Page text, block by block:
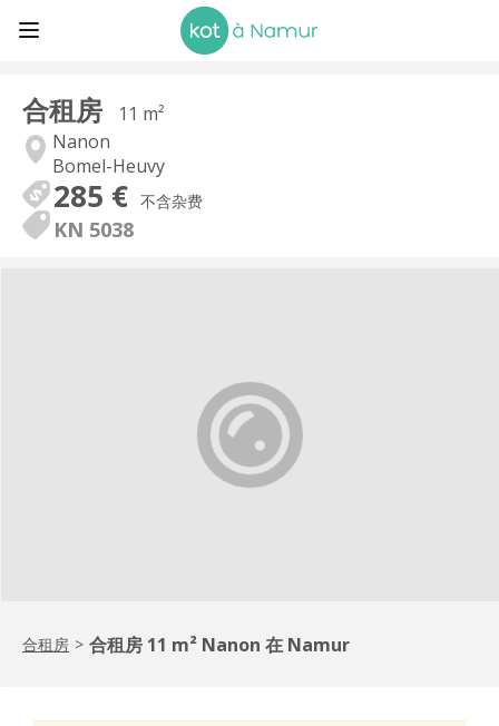
合租房
11 m²
Nanon
Bomel-Heuvy
285 € 不含杂费
KN 5038
合租房 > 合租房 11 m² Nanon 在 Namur